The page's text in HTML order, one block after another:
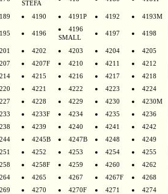
STEFA
4190 4191P 4192 4193M
4196
4196
SMALL
4197 4198
4202 4203 4204
4205
4207F 4210 4211
4212
4215 4216 4217
4218
4221 4222 4223
4224
4228 4229 4230
4230M
4233F 4234 4235
4236
4239 4240 4241
4242
4245B 4247B 4248
4249
4252 4253 4254
4255
4258F 4259 4260
4262
4265 4267 4267F
4268
4270 4270F 4271
4274